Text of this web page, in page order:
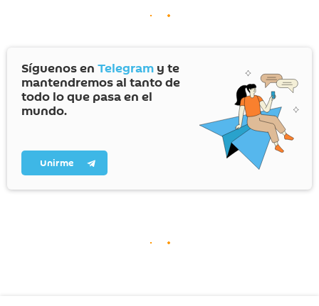
Síguenos en Telegram y te
mantendremos al tanto de
todo lo que pasa en el
mundo.
Unirme